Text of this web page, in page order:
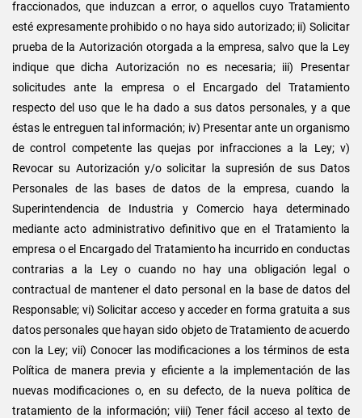
fraccionados, que induzcan a error, o aquellos cuyo Tratamiento
esté expresamente prohibido o no haya sido autorizado; ii) Solicitar
prueba de la Autorización otorgada a la empresa, salvo que la Ley
indique que dicha Autorización no es necesaria; iii) Presentar
solicitudes ante la empresa o el Encargado del Tratamiento
respecto del uso que le ha dado a sus datos personales, y a que
éstas le entreguen tal información; iv) Presentar ante un organismo
de control competente las quejas por infracciones a la Ley; v)
Revocar su Autorización y/o solicitar la supresión de sus Datos
Personales de las bases de datos de la empresa, cuando la
Superintendencia de Industria y Comercio haya determinado
mediante acto administrativo definitivo que en el Tratamiento la
empresa o el Encargado del Tratamiento ha incurrido en conductas
contrarias a la Ley o cuando no hay una obligación legal o
contractual de mantener el dato personal en la base de datos del
Responsable; vi) Solicitar acceso y acceder en forma gratuita a sus
datos personales que hayan sido objeto de Tratamiento de acuerdo
con la Ley; vii) Conocer las modificaciones a los términos de esta
Política de manera previa y eficiente a la implementación de las
nuevas modificaciones o, en su defecto, de la nueva política de
tratamiento de la información; viii) Tener fácil acceso al texto de